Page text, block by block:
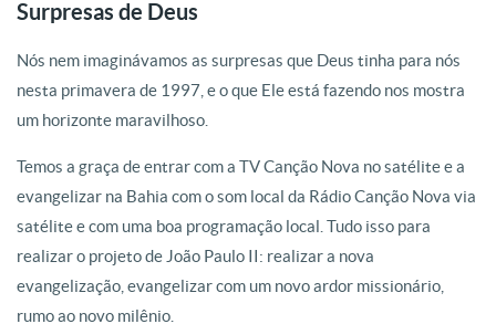
Surpresas de Deus
Nós nem imaginávamos as surpresas que Deus tinha para nós
nesta primavera de 1997, e o que Ele está fazendo nos mostra
um horizonte maravilhoso.
Temos a graça de entrar com a TV Canção Nova no satélite e a
evangelizar na Bahia com o som local da Rádio Canção Nova via
satélite e com uma boa programação local. Tudo isso para
realizar o projeto de João Paulo II: realizar a nova
evangelização, evangelizar com um novo ardor missionário,
rumo ao novo milênio.